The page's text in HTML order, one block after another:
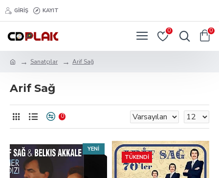
GIRIŞ KAYIT
0 0
Sanatçılar Arif Sağ
Arif Sağ
0
YENI
TÜKENDI